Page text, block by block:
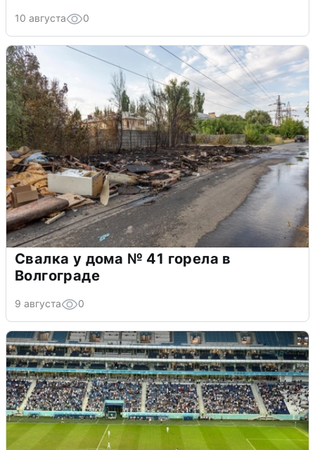
10 августа 0
Свалка у дома № 41 горела в
Волгограде
9 августа 0